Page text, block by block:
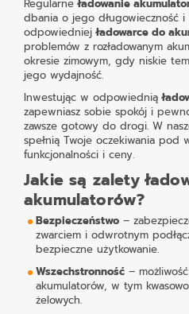
Regularneładowanie
dbania o jego długowieczność i
odpowiedniejładowarce do
problemów z rozładowanym
okresie zimowym, gdy niskie
jego wydajność.
Inwestując w odpowiednią
zapewniasz sobie spokój i
zawsze gotowy do drogi. W
spełnią Twoje oczekiwania pod
funkcjonalności i ceny.
Jakie są zalety
akumulatorów?
Bezpieczeństwo –
zwarciem i odwrotnym
bezpieczne użytkowanie.
Wszechstronność –
akumulatorów, w tym
żelowych.